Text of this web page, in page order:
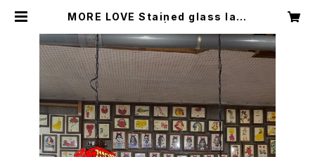
MORE LOVE Stained glass lam